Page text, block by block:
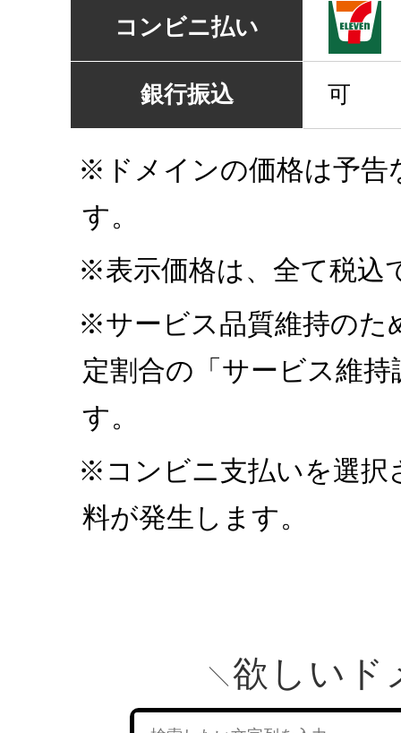
コンビニ払い
銀行振込 可
※ドメインの価格は予告
す。
※表示価格は、全て税込
※サービス品質維持のた
定割合の「サービス維
す。
※コンビニ支払いを選択
料が発生します。
欲しいド